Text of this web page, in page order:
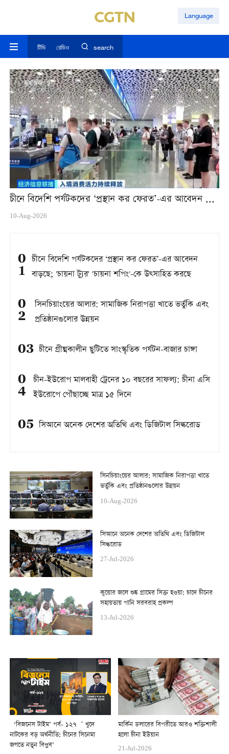
Language
টিভি রেডিও search
চীনে বিদেশি পর্যটকদের ‘প্রস্থান কর ফেরত’-এর আবেদন বাড়ছে; 'চায়না ট্যুর' 'চায়না শপিং'-কে উত্সাহিত করছে
10-Aug-2026
0
1
চীনে বিদেশি পর্যটকদের ‘প্রস্থান কর ফেরত’-এর আবেদন
বাড়ছে; 'চায়না ট্যুর' 'চায়না শপিং'-কে উত্সাহিত করছে
0
2
সিনচিয়াংয়ের আলার: সামাজিক নিরাপত্তা খাতে ভর্তুকি এবং
প্রতিষ্ঠানগুলোর উন্নয়ন
03 চীনে গ্রীষ্মকালীন ছুটিতে সাংস্কৃতিক পর্যটন-বাজার চাঙ্গা
0
4
চীন-ইউরোপ মালবাহী ট্রেনের ১০ বছরের সাফল্য: চীনা এসি
ইউরোপে পৌঁছাচ্ছে মাত্র ১৫ দিনে
05 সিআনে অনেক দেশের অতিথি এবং ডিজিটাল সিল্করোড
সিনচিয়াংয়ের আলার: সামাজিক নিরাপত্তা খাতে
ভর্তুকি এবং প্রতিষ্ঠানগুলোর উন্নয়ন
10-Aug-2026
সিআনে অনেক দেশের অতিথি এবং ডিজিটাল
সিল্করোড
27-Jul-2026
কুয়োর জলে শুষ্ক গ্রামের সিক্ত হওয়া: চাদে চীনের
সহায়তায় পানি সরবরাহ প্রকল্প
13-Jul-2026
‘বিজনেস টাইম’ পর্ব- ১২৭ ` খুদে
নাটকের বড় অর্থনীতি: চীনের সিনেমা
জগতে নতুন বিপ্লব’
মার্কিন ডলারের বিপরীতে আরও শক্তিশালী
হলো চীনা ইউয়ান
21-Jul-2026